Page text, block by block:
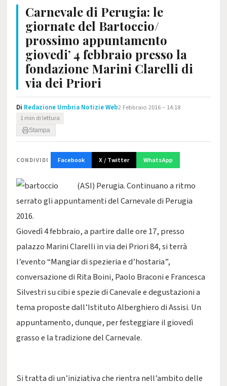
Carnevale di Perugia: le
giornate del Bartoccio/
prossimo appuntamento
giovedi’ 4 febbraio presso la
fondazione Marini Clarelli di
via dei Priori
Di Redazione Umbria Notizie Web2 Febbraio 2016 – 14:18
1 min di lettura
Stampa
CONDIVIDI Facebook X / Twitter WhatsApp
(ASI) Perugia. Continuano a ritmo
serrato gli appuntamenti del Carnevale di Perugia
2016.
Giovedì 4 febbraio, a partire dalle ore 17, presso
palazzo Marini Clarelli in via dei Priori 84, si terrà
l’evento “Mangiar di spezieria e d’hostaria”,
conversazione di Rita Boini, Paolo Braconi e Francesca
Silvestri su cibi e spezie di Canevale e degustazioni a
tema proposte dall’Istituto Alberghiero di Assisi. Un
appuntamento, dunque, per festeggiare il giovedì
grasso e la tradizione del Carnevale.
Si tratta di un’iniziativa che rientra nell’ambito delle